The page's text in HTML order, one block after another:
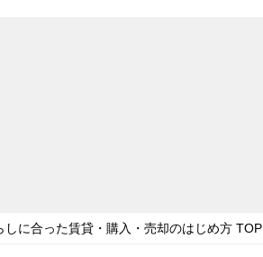
に合った賃貸・購入・売却のはじめ方 TOP